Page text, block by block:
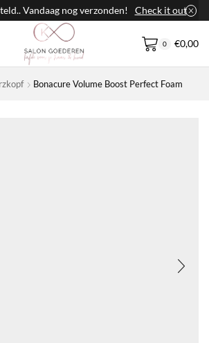
Vandaag nog verzonden! Check it out
0 €0,00
Bonacure Volume Boost Perfect Foam